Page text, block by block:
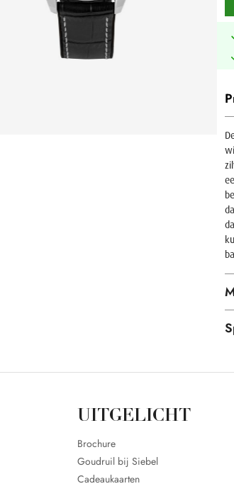
UITGELICHT
Brochure
Goudruil bij Siebel
Cadeaukaarten